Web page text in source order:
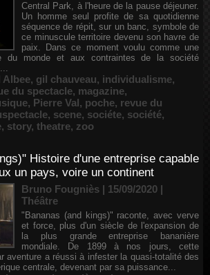
Central Park, à l'heure de la pause déjeuner.
Un homme seul profite de sa quotidienne
séquence de répit, sur un banc, symbole de
ce minuscule territoire devenu son havre de
paix. Dans ce moment voulu comme une
monde et aux contraintes de la société
Albee, gil chauveau, individualisme,
du spectacle, magazine,
, Pierre Val, poche, revue du
, scene, sociéte, société,
, story, theatre, zoo
Histoire d'une entreprise capable
un pays, voire un continent
Bruno Fougniès | 15/09/2020 |
Théâtre
"Bananas (and kings)" raconte, avec verve
et force, plus d'un siècle de l'expansion de
la plus grande entreprise bananière
mondiale. De 1899 à nos jours, cette
aventure a réussi à infester la quasi-totalité des
centrale, devenant par sa puissance...